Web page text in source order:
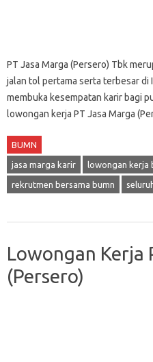
PT Jasa Marga (Persero) Tbk
jalan tol pertama serta terbesar di
membuka kesempatan karir bagi
lowongan kerja PT Jasa Marga
BUMN
jasa marga karir lowongan kerja
rekrutmen bersama bumn
Lowongan Kerja
(Persero)